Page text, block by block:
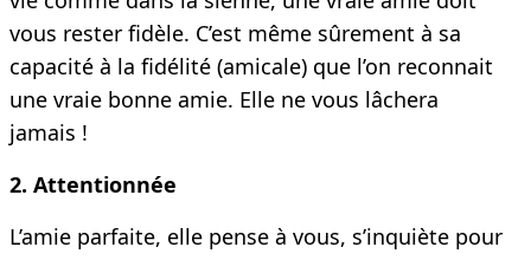
vous rester fidèle. C’est même sûrement à sa
capacité à la fidélité (amicale) que l’on reconnait
une vraie bonne amie. Elle ne vous lâchera
jamais !
2. Attentionnée
L’amie parfaite, elle pense à vous, s’inquiète pour